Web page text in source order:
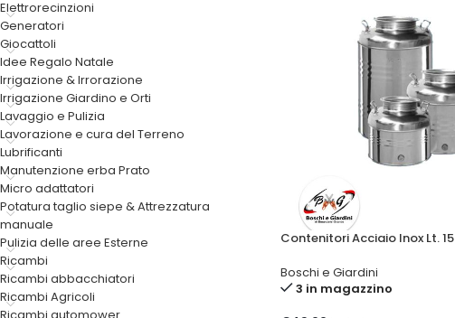
Elettrorecinzioni
Generatori
Giocattoli
Idee Regalo Natale
Irrigazione & Irrorazione
Irrigazione Giardino e Orti
Lavaggio e Pulizia
Lavorazione e cura del Terreno
Lubrificanti
Manutenzione erba Prato
Micro adattatori
Potatura taglio siepe & Attrezzatura
manuale
Pulizia delle aree Esterne
Ricambi
Ricambi abbacchiatori
Ricambi Agricoli
Contenitori Acciaio Inox Lt. 15
Boschi e Giardini
3 in magazzino